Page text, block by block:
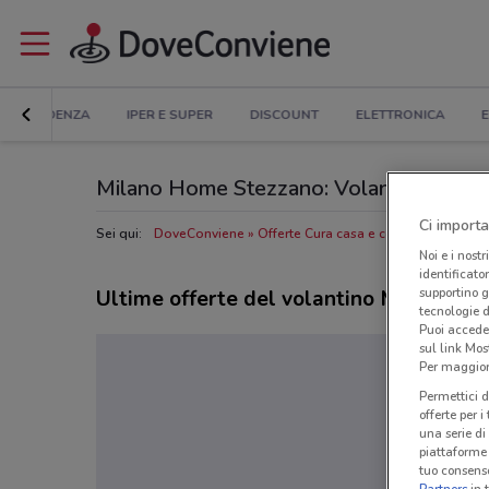
IN EVIDENZA IPER E SUPER DISCOUNT ELETTRONICA
Milano Home Stezzano: Volantino, Orari
Sei qui: DoveConviene Offerte Cura casa e corpo a Stezzano
Ultime offerte del volantino Milano
Ci
Noi e i nostri
supportino
tecnologie
Puoi
sul link
Per
Permettici
offerte per
una serie
piattaforme
tuo